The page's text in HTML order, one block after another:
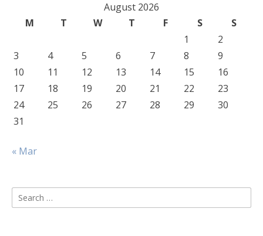
August 2026
M
T W T F S
S
1
2
3
4 5 6 7 8
9
10
11 12 13 14 15
16
17
18 19 20 21 22
23
24
25 26 27 28 29
30
31
« Mar
Search
for: